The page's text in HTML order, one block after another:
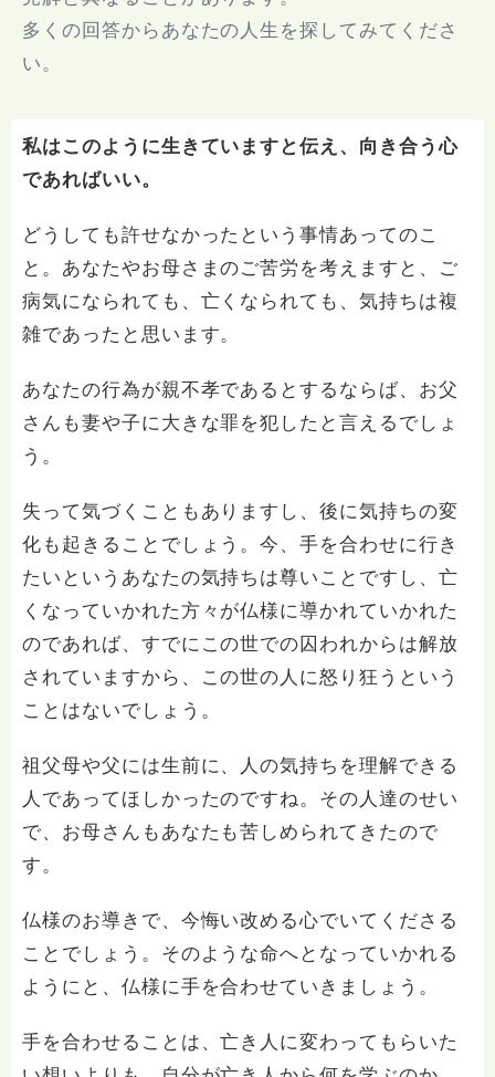
多くの回答からあなたの人生を探してみてくださ
い。
私はこのように生きていますと伝え、向き合う心
であればいい。
どうしても許せなかったという事情あってのこ
と。あなたやお母さまのご苦労を考えますと、ご
病気になられても、亡くなられても、気持ちは複
雑であったと思います。
あなたの行為が親不孝であるとするならば、お父
さんも妻や子に大きな罪を犯したと言えるでしょ
う。
失って気づくこともありますし、後に気持ちの変
化も起きることでしょう。今、手を合わせに行き
たいというあなたの気持ちは尊いことですし、亡
くなっていかれた方々が仏様に導かれていかれた
のであれば、すでにこの世での囚われからは解放
されていますから、この世の人に怒り狂うという
ことはないでしょう。
祖父母や父には生前に、人の気持ちを理解できる
人であってほしかったのですね。その人達のせい
で、お母さんもあなたも苦しめられてきたので
す。
仏様のお導きで、今悔い改める心でいてくださる
ことでしょう。そのような命へとなっていかれる
ようにと、仏様に手を合わせていきましょう。
手を合わせることは、亡き人に変わってもらいた